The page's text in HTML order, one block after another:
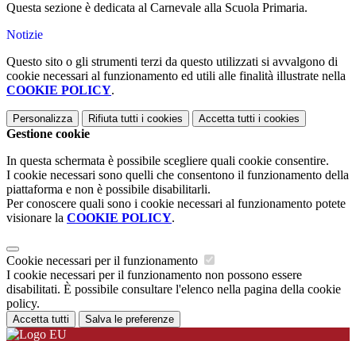
Questa sezione è dedicata al Carnevale alla Scuola Primaria.
Notizie
Questo sito o gli strumenti terzi da questo utilizzati si avvalgono di
cookie necessari al funzionamento ed utili alle finalità illustrate nella
COOKIE POLICY.
Personalizza Rifiuta tutti i cookies Accetta tutti i cookies
Gestione cookie
In questa schermata è possibile scegliere quali cookie consentire.
I cookie necessari sono quelli che consentono il funzionamento della
piattaforma e non è possibile disabilitarli.
Per conoscere quali sono i cookie necessari al funzionamento potete
visionare la COOKIE POLICY.
Cookie necessari per il funzionamento
I cookie necessari per il funzionamento non possono essere
disabilitati. È possibile consultare l'elenco nella pagina della cookie
policy.
Accetta tutti Salva le preferenze